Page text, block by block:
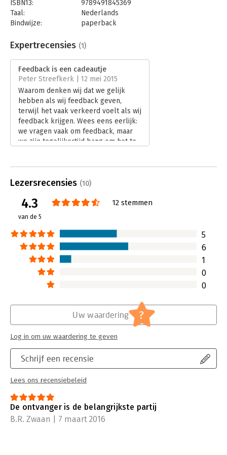
ISBN13:
9789491845369
Taal:
Nederlands
Bindwijze:
paperback
Uitgever:
Maven Publishing
Verschijningsdatum:
14-3-2019
Hoofdrubriek: Psychologie
Expertrecensies (1)
Feedback is een cadeautje
Peter Streefkerk | 12 mei 2015
Waarom denken wij dat we gelijk
hebben als wij feedback geven,
terwijl het vaak verkeerd voelt als wij
feedback krijgen. Wees eens eerlijk:
we vragen vaak om feedback, maar
we zijn tegelijkertijd bang om het te
ontvangen, een bijzonder fenomeen
van alle kanten wordt belicht door de
auteurs Douglas Stone en Sheila
cadeautje’.
Lees verder
Lezersrecensies (10)
4.3
van de 5
12 stemmen
5
6
1
0
0
Schrijf een recensie
Lees ons recensiebeleid
Uw waardering ?
Log in om uw waardering te geven
De ontvanger is de belangrijkste partij
B.R. Zwaan | 7 maart 2016